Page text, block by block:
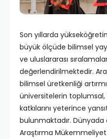
Son yıllarda
büyük ölçüde bilimsel
ve uluslararası
değerlendirilmektedir.
bilimsel üretkenliği
üniversitelerin
katkılarını yeterince
bulunmaktadır. Dünyada
Araştırma